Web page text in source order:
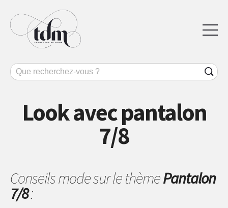
Look avec pantalon
7/8
Conseils mode sur le thèmePantalon
7/8: